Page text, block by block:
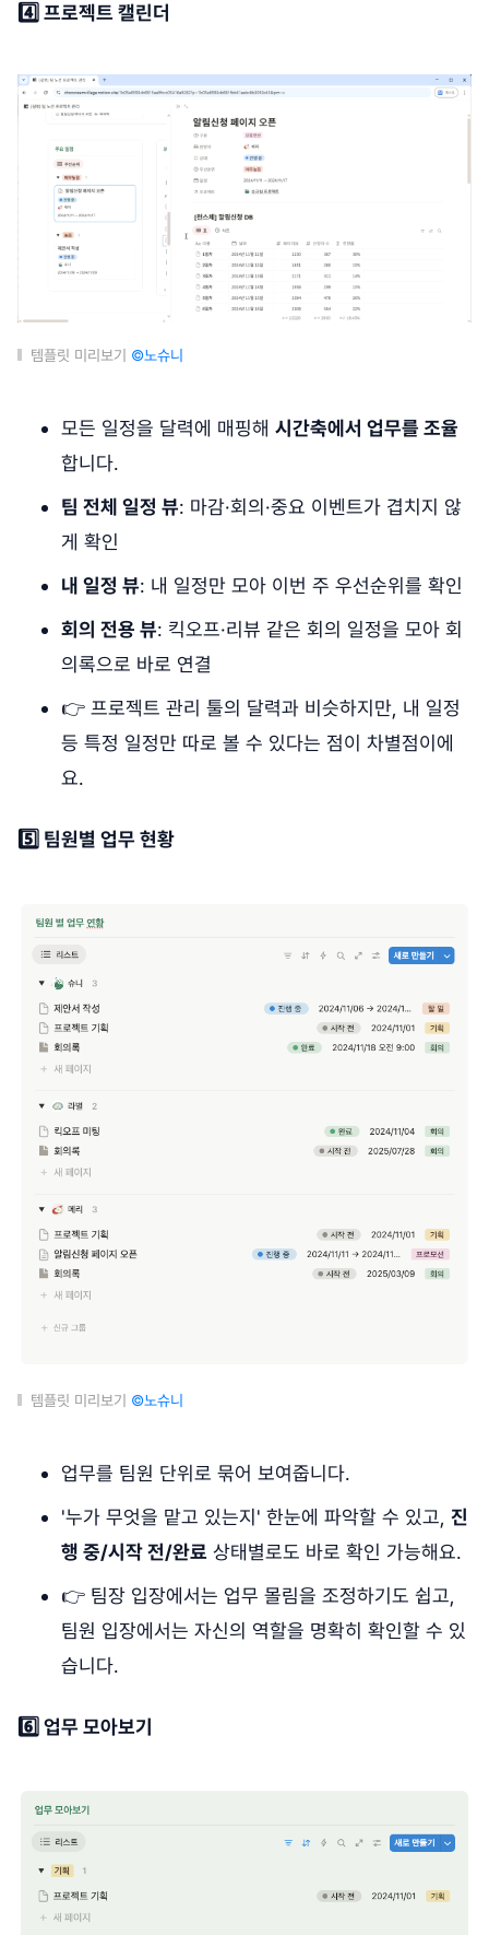
4️⃣ 프로젝트 캘린더
템플릿 미리보기 ©노슈니
모든 일정을 달력에 매핑해 시간축에서 업무를 조율
합니다.
팀 전체 일정 뷰: 마감·회의·중요 이벤트가 겹치지 않
게 확인
내 일정 뷰: 내 일정만 모아 이번 주 우선순위를 확인
회의 전용 뷰: 킥오프·리뷰 같은 회의 일정을 모아 회
의록으로 바로 연결
👉 프로젝트 관리 툴의 달력과 비슷하지만, 내 일정
등 특정 일정만 따로 볼 수 있다는 점이 차별점이에
요.
5️⃣ 팀원별 업무 현황
템플릿 미리보기 ©노슈니
업무를 팀원 단위로 묶어 보여줍니다.
'누가 무엇을 맡고 있는지' 한눈에 파악할 수 있고, 진
행 중/시작 전/완료 상태별로도 바로 확인 가능해요.
👉 팀장 입장에서는 업무 몰림을 조정하기도 쉽고,
팀원 입장에서는 자신의 역할을 명확히 확인할 수 있
습니다.
6️⃣ 업무 모아보기